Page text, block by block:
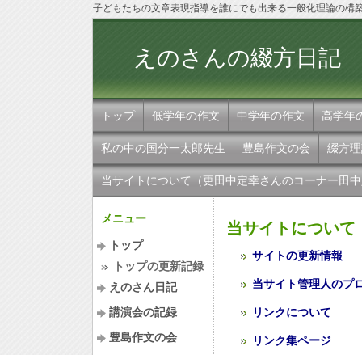
子どもたちの文章表現指導を誰にでも出来る一般化理論の構
えのさんの
トップ 低学年の作文 中学年の作文 高学年
私の中の国分一太郎先生 豊島作文の会 綴方
当サイトについて（更田中定幸さんのコーナー田
当サイトについて
サイトの更新情報
当サイト管理人のプ
リンクについて
リンク集ページ
メニュー
トップ
トップの更新記録
えのさん日記
講演会の記録
豊島作文の会